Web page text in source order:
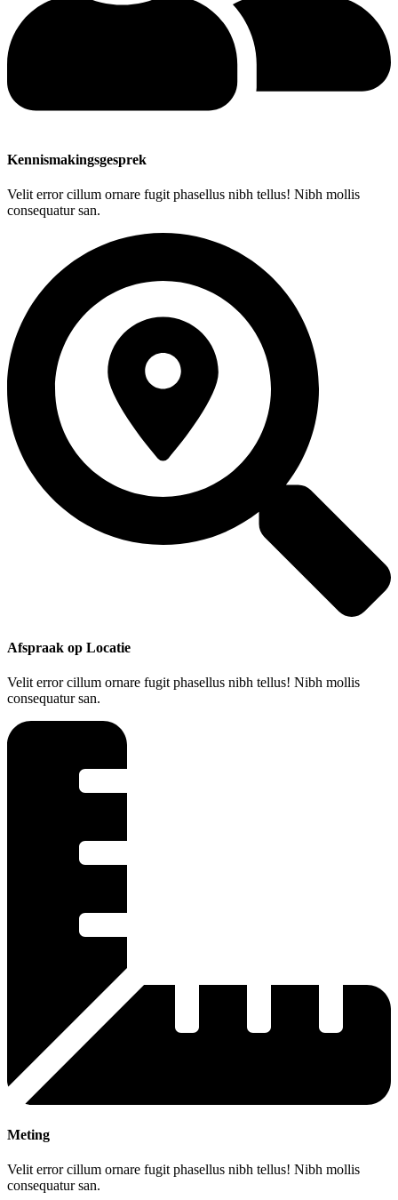
Kennismakingsgesprek
Velit error cillum ornare fugit phasellus nibh tellus! Nibh mollis
consequatur san.
Afspraak op Locatie
Velit error cillum ornare fugit phasellus nibh tellus! Nibh mollis
consequatur san.
Meting
Velit error cillum ornare fugit phasellus nibh tellus! Nibh mollis
consequatur san.